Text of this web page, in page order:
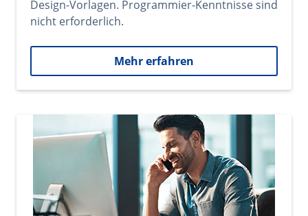
Design-Vorlagen. Programmier-Kenntnisse sind
nicht erforderlich.
Mehr erfahren